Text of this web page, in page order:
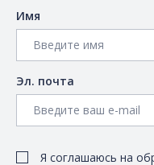
Имя
Эл. почта
Я соглашаюсь на